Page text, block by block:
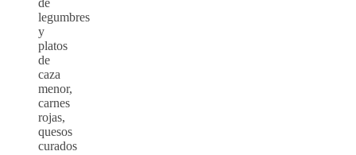
de
legumbres
y
platos
de
caza
menor,
carnes
rojas,
quesos
curados